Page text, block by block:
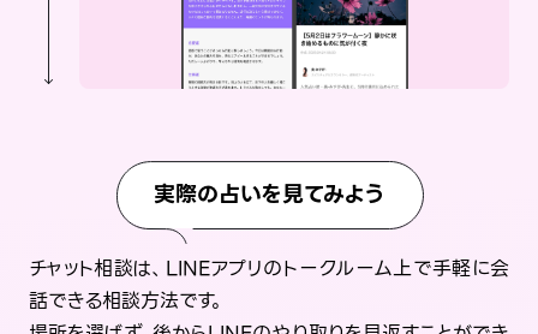
実際の占いを見てみよう
チャット相談は、LINEアプリのトークルーム上で手軽に会
話できる相談方法です。